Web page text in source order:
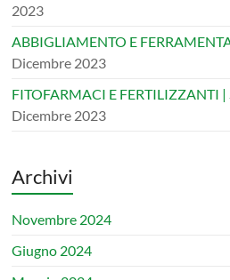
2023
ABBIGLIAMENTO E
Dicembre 2023
FITOFARMACI E FERTILIZZANTI |
Dicembre 2023
Archivi
Novembre 2024
Giugno 2024